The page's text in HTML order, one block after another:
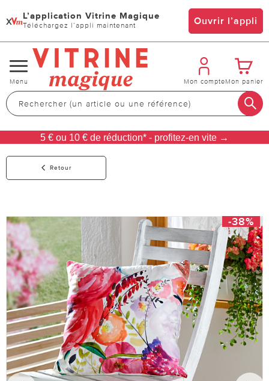
x L’application Vitrine Magique
Téléchargez l’appli maintenant Ouvrir l’appli
Changer
de
navigation
Menu Mon compteMon panier
5 € ou 10 € de réduction* - profitez-en vite →
Retour
-38%